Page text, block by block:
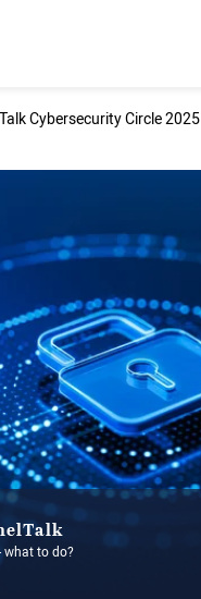
Cybersecurity Circle 2025
what to do?